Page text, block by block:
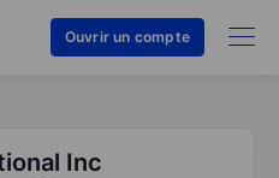
Ouvrir un compte
Inc